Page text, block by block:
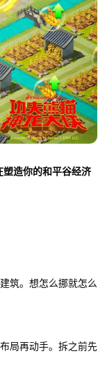
造你的和平谷经济
筑。想怎么挪就怎么
局再动手。拆之前先